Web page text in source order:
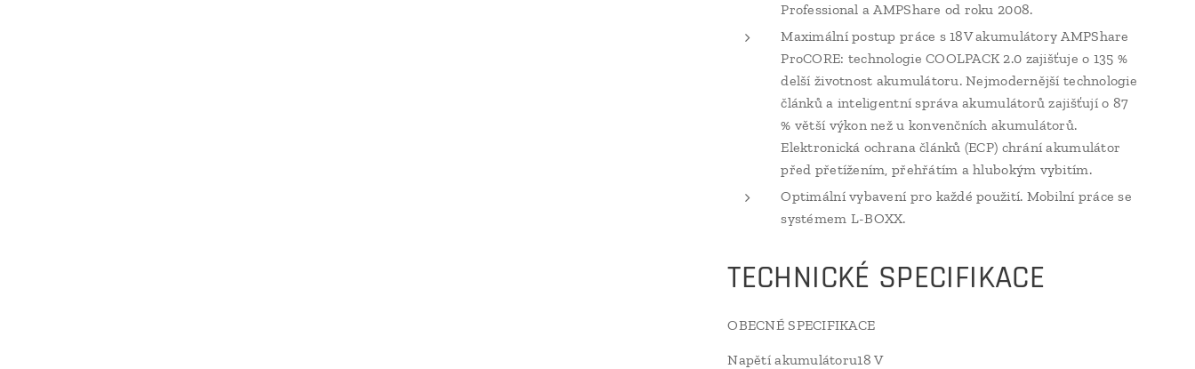
Professional a AMPShare od roku 2008.
Maximální postup práce s 18V akumulátory AMPShare
ProCORE: technologie COOLPACK 2.0 zajišťuje o 135 %
delší životnost akumulátoru. Nejmodernější technologie
článků a inteligentní správa akumulátorů zajišťují o 87
% větší výkon než u konvenčních akumulátorů.
Elektronická ochrana článků (ECP) chrání akumulátor
před přetížením, přehřátím a hlubokým vybitím.
Optimální vybavení pro každé použití. Mobilní práce se
systémem L-BOXX.
TECHNICKÉ SPECIFIKACE
OBECNÉ SPECIFIKACE
Napětí akumulátoru18 V